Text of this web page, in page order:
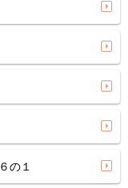
の１